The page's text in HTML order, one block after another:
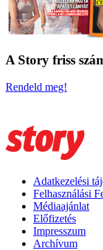
A Story friss
Rendeld meg!
Adatkezelési
Felhasználási
Médiaajánlat
Előfizetés
Impresszum
Archívum